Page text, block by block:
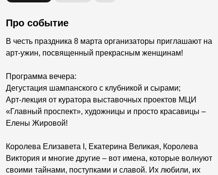
Про событие
В честь праздника 8 марта организаторы приглашают на
арт-ужин, посвященный прекрасным женщинам!
Программа вечера:
Дегустация шампанского с клубникой и сырами;
Арт-лекция от куратора выставочных проектов МЦИ
«Главный проспект», художницы и просто красавицы –
Елены Жировой!
Королева Елизавета I, Екатерина Великая, Королева
Виктория и многие другие – вот имена, которые волнуют
своими тайнами, поступками и славой. Их любили, их